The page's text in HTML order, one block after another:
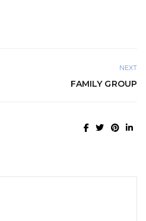
NEXT
FAMILY GROUP